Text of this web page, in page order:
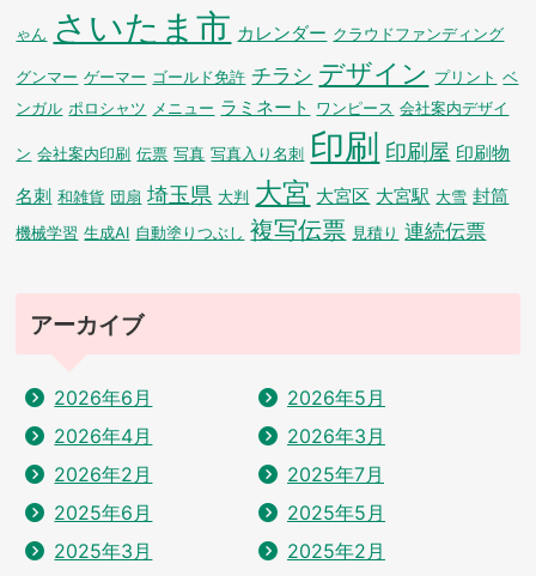
ゃん さいたま市 カレンダー クラウドファンディング
グンマー ゲーマー ゴールド免許 チラシ デザイン プリント ベ
ンガル ポロシャツ メニュー ラミネート ワンピース 会社案内デザイ
ン 会社案内印刷 伝票 写真 写真入り名刺 印刷 印刷屋 印刷物
名刺 和雑貨 団扇 埼玉県 大判 大宮 大宮区 大宮駅 大雪 封筒
機械学習 生成AI 自動塗りつぶし 複写伝票 見積り 連続伝票
アーカイブ
2026年6月
2026年5月
2026年4月
2026年3月
2026年2月
2025年7月
2025年6月
2025年5月
2025年3月
2025年2月